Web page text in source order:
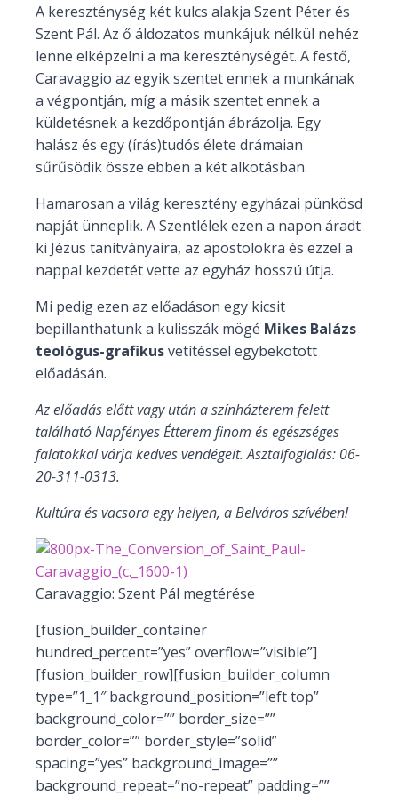
A kereszténység két kulcs alakja Szent Péter és
Szent Pál. Az ő áldozatos munkájuk nélkül nehéz
lenne elképzelni a ma kereszténységét. A festő,
Caravaggio az egyik szentet ennek a munkának
a végpontján, míg a másik szentet ennek a
küldetésnek a kezdőpontján ábrázolja. Egy
halász és egy (írás)tudós élete drámaian
sűrűsödik össze ebben a két alkotásban.
Hamarosan a világ keresztény egyházai pünkösd
napját ünneplik. A Szentlélek ezen a napon áradt
ki Jézus tanítványaira, az apostolokra és ezzel a
nappal kezdetét vette az egyház hosszú útja.
Mi pedig ezen az előadáson egy kicsit
bepillanthatunk a kulisszák mögé Mikes Balázs
teológus-grafikusvetítéssel egybekötött
előadásán.
Az előadás előtt vagy után a színházterem felett
található Napfényes Étterem finom és egészséges
falatokkal várja kedves vendégeit. Asztalfoglalás: 06-
20-311-0313.
Kultúra és vacsora egy helyen, a Belváros szívében!
Caravaggio: Szent Pál megtérése
[fusion_builder_container
hundred_percent=”yes” overflow=”visible”]
[fusion_builder_row][fusion_builder_column
type=”1_1″ background_position=”left top”
background_color=”” border_size=””
border_color=”” border_style=”solid”
spacing=”yes” background_image=””
background_repeat=”no-repeat” padding=””